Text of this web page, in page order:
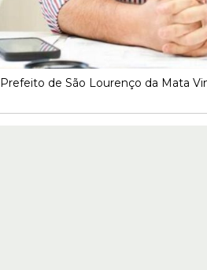
Prefeito de São Lourenço da Mata